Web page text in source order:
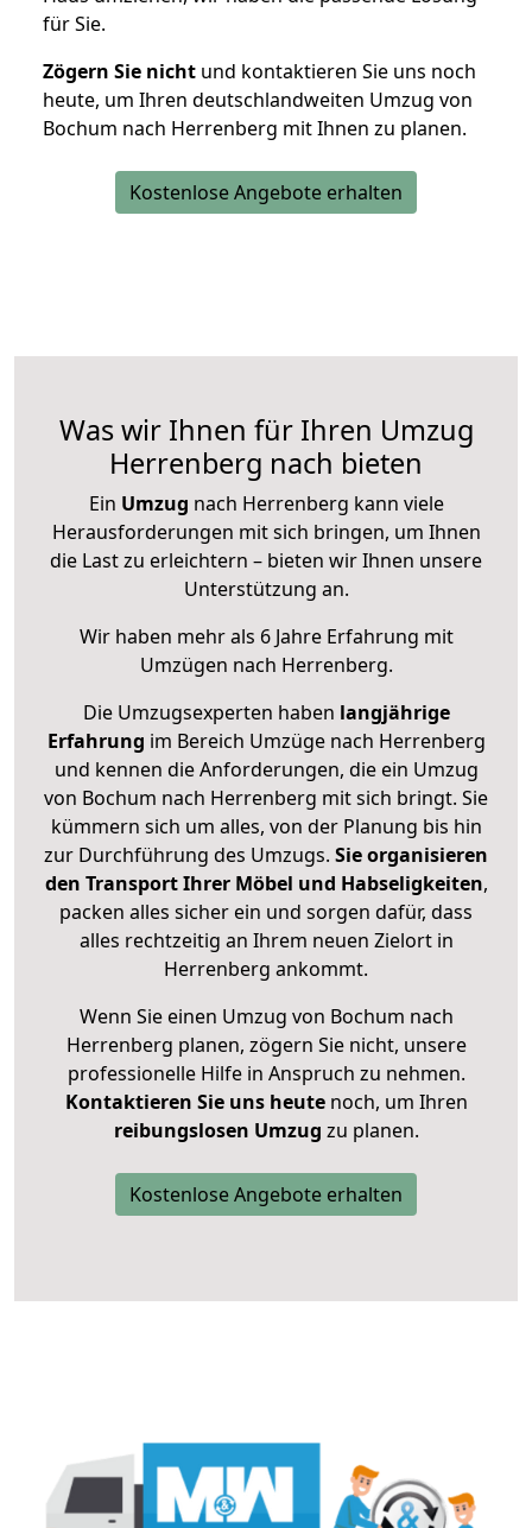
für Sie.
Zögern Sie nicht und kontaktieren Sie uns noch
heute, um Ihren deutschlandweiten Umzug von
Bochum nach Herrenberg mit Ihnen zu planen.
Kostenlose Angebote erhalten
Was wir Ihnen für Ihren Umzug
Herrenberg nach bieten
Ein Umzug nach Herrenberg kann viele
Herausforderungen mit sich bringen, um Ihnen
die Last zu erleichtern – bieten wir Ihnen unsere
Unterstützung an.
Wir haben mehr als 6 Jahre Erfahrung mit
Umzügen nach Herrenberg.
Die Umzugsexperten haben langjährige
Erfahrung im Bereich Umzüge nach Herrenberg
und kennen die Anforderungen, die ein Umzug
von Bochum nach Herrenberg mit sich bringt. Sie
kümmern sich um alles, von der Planung bis hin
zur Durchführung des Umzugs. Sie organisieren
den Transport Ihrer Möbel und Habseligkeiten,
packen alles sicher ein und sorgen dafür, dass
alles rechtzeitig an Ihrem neuen Zielort in
Herrenberg ankommt.
Wenn Sie einen Umzug von Bochum nach
Herrenberg planen, zögern Sie nicht, unsere
professionelle Hilfe in Anspruch zu nehmen.
Kontaktieren Sie uns heutenoch, um Ihren
reibungslosen Umzug zu planen.
Kostenlose Angebote erhalten